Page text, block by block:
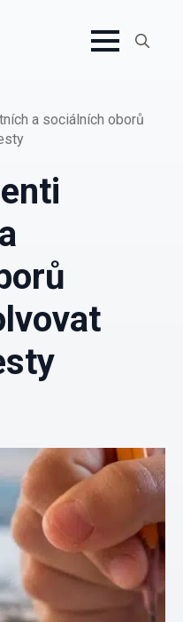
a sociálních oborů